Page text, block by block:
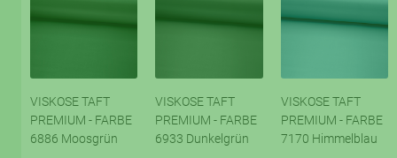
VISKOSE TAFT
PREMIUM - FARBE
6886 Moosgrün
VISKOSE TAFT
PREMIUM - FARBE
6933 Dunkelgrün
VISKOSE TAFT
PREMIUM - FARBE
7170 Himmelblau